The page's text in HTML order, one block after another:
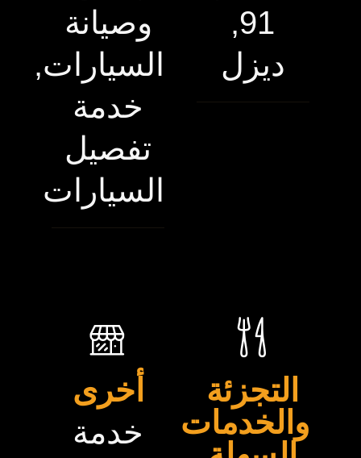
91,
ديزل
وصيانة
السيارات,
خدمة
تفصيل
السيارات
التجزئة
والخدمات
أخرى
خدمة